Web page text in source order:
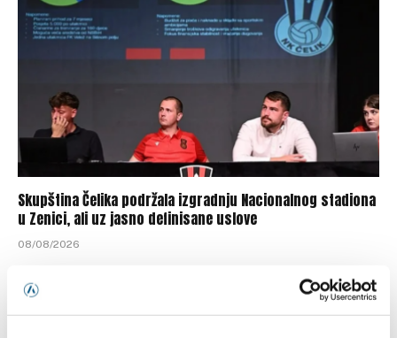
Skupština Čelika podržala izgradnju Nacionalnog stadiona
u Zenici, ali uz jasno definisane uslove
08/08/2026